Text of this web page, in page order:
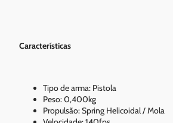
Características
Tipo de arma: Pistola
Peso: 0,400kg
Propulsão: Spring Helicoidal / Mola